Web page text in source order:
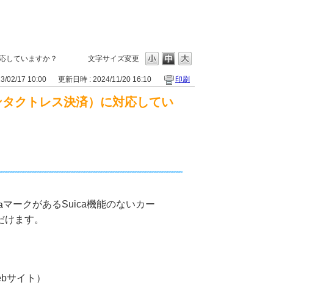
文字サイズ変更
していますか？
02/17 10:00 更新日時 : 2024/11/20 16:10 印刷
クトレス決済）に対応してい
マークがあるSuica機能のないカー
ます。
サイト）